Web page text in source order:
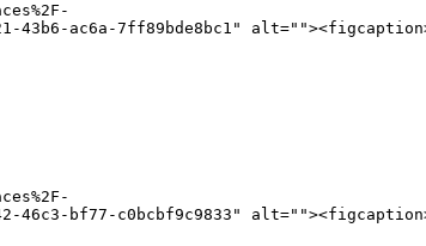
9b21-43b6-ac6a-7ff89bde8bc1"
9742-46c3-bf77-c0bcbf9c9833"